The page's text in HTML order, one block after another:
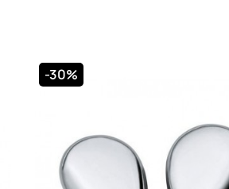
ALESSI
Pot À Croquettes Chien Lulajar
45,00 €